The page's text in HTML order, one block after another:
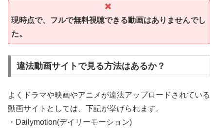
現時点で、フルで無料視聴できる動画はありませんでし
た。
違法動画サイトで見る方法はあるか？
よくドラマや映画やアニメが違法アップロードされている
動画サイトとしては、下記が挙げられます。
・Dailymotion(デイリーモーション)